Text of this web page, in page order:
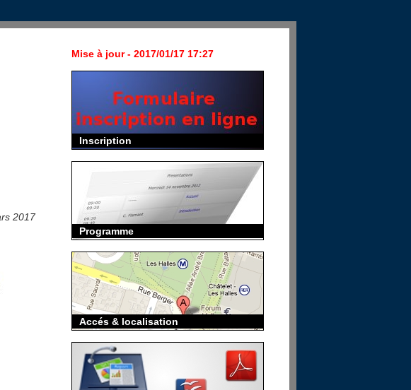
2017
Mise à jour - 2017/01/17 17:27
Inscription
Programme
Accés & localisation